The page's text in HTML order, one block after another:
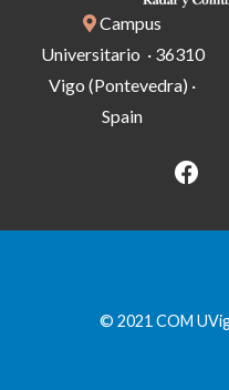
Campus
Universitario · 36310
Vigo (Pontevedra) ·
Spain
© 2021 COM